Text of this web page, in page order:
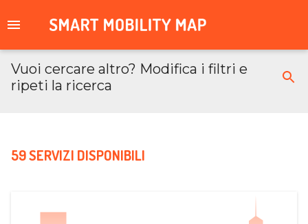
Vuoi cercare altro? Modifica i filtri e
ripeti la ricerca
59 SERVIZI DISPONIBILI